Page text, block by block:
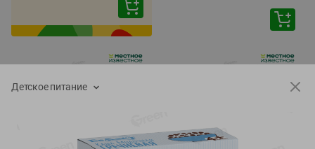
Детское питание